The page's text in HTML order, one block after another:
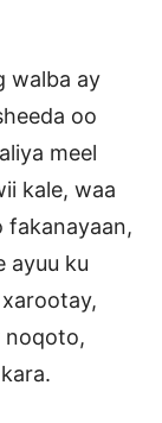
walba ay
oo
meel
kale, waa
fakanayaan,
ayuu ku
noqoto,